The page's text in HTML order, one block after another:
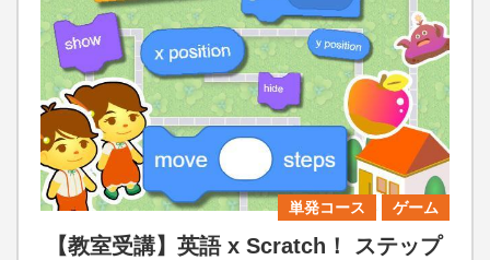
単発コース ゲーム
【教室受講】英語 x Scratch！ ステップ